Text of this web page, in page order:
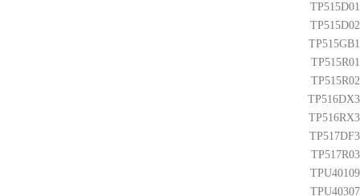
TP515D01
TP515D02
TP515GB1
TP515R01
TP515R02
TP516DX3
TP516RX3
TP517DF3
TP517R03
TPU40109
TPU40307